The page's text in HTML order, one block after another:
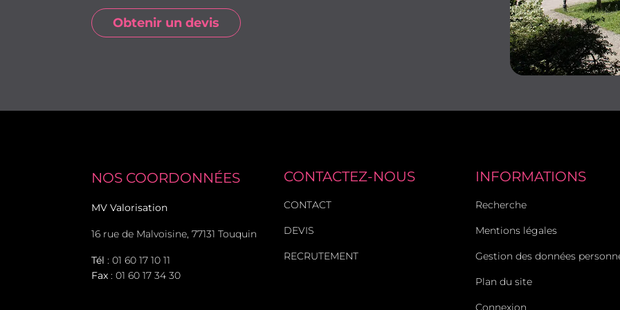
Obtenir un devis
NOS COORDONNÉES
MV Valorisation
16 rue de Malvoisine, 77131 Touquin
Tél : 01 60 17 10 11
Fax : 01 60 17 34 30
CONTACTEZ-NOUS
CONTACT
DEVIS
RECRUTEMENT
INFORMATIONS
Recherche
Mentions légales
Gestion des données
Plan du site
Connexion